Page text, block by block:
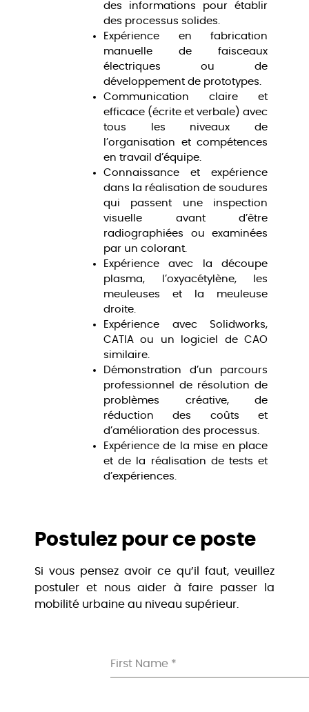
des informations pour établir
des processus solides.
Expérience en fabrication
manuelle de faisceaux
électriques ou de
développement de prototypes.
Communication claire et
efficace (écrite et verbale) avec
tous les niveaux de
l’organisation et compétences
en travail d’équipe.
Connaissance et expérience
dans la réalisation de soudures
qui passent une inspection
visuelle avant d’être
radiographiées ou examinées
par un colorant.
Expérience avec la découpe
plasma, l’oxyacétylène, les
meuleuses et la meuleuse
droite.
Expérience avec Solidworks,
CATIA ou un logiciel de CAO
similaire.
Démonstration d’un parcours
professionnel de résolution de
problèmes créative, de
réduction des coûts et
d’amélioration des processus.
Expérience de la mise en place
et de la réalisation de tests et
d’expériences.
Postulez pour ce poste
Si vous pensez avoir ce qu’il faut, veuillez
postuler et nous aider à faire passer la
mobilité urbaine au niveau supérieur.
First Name *